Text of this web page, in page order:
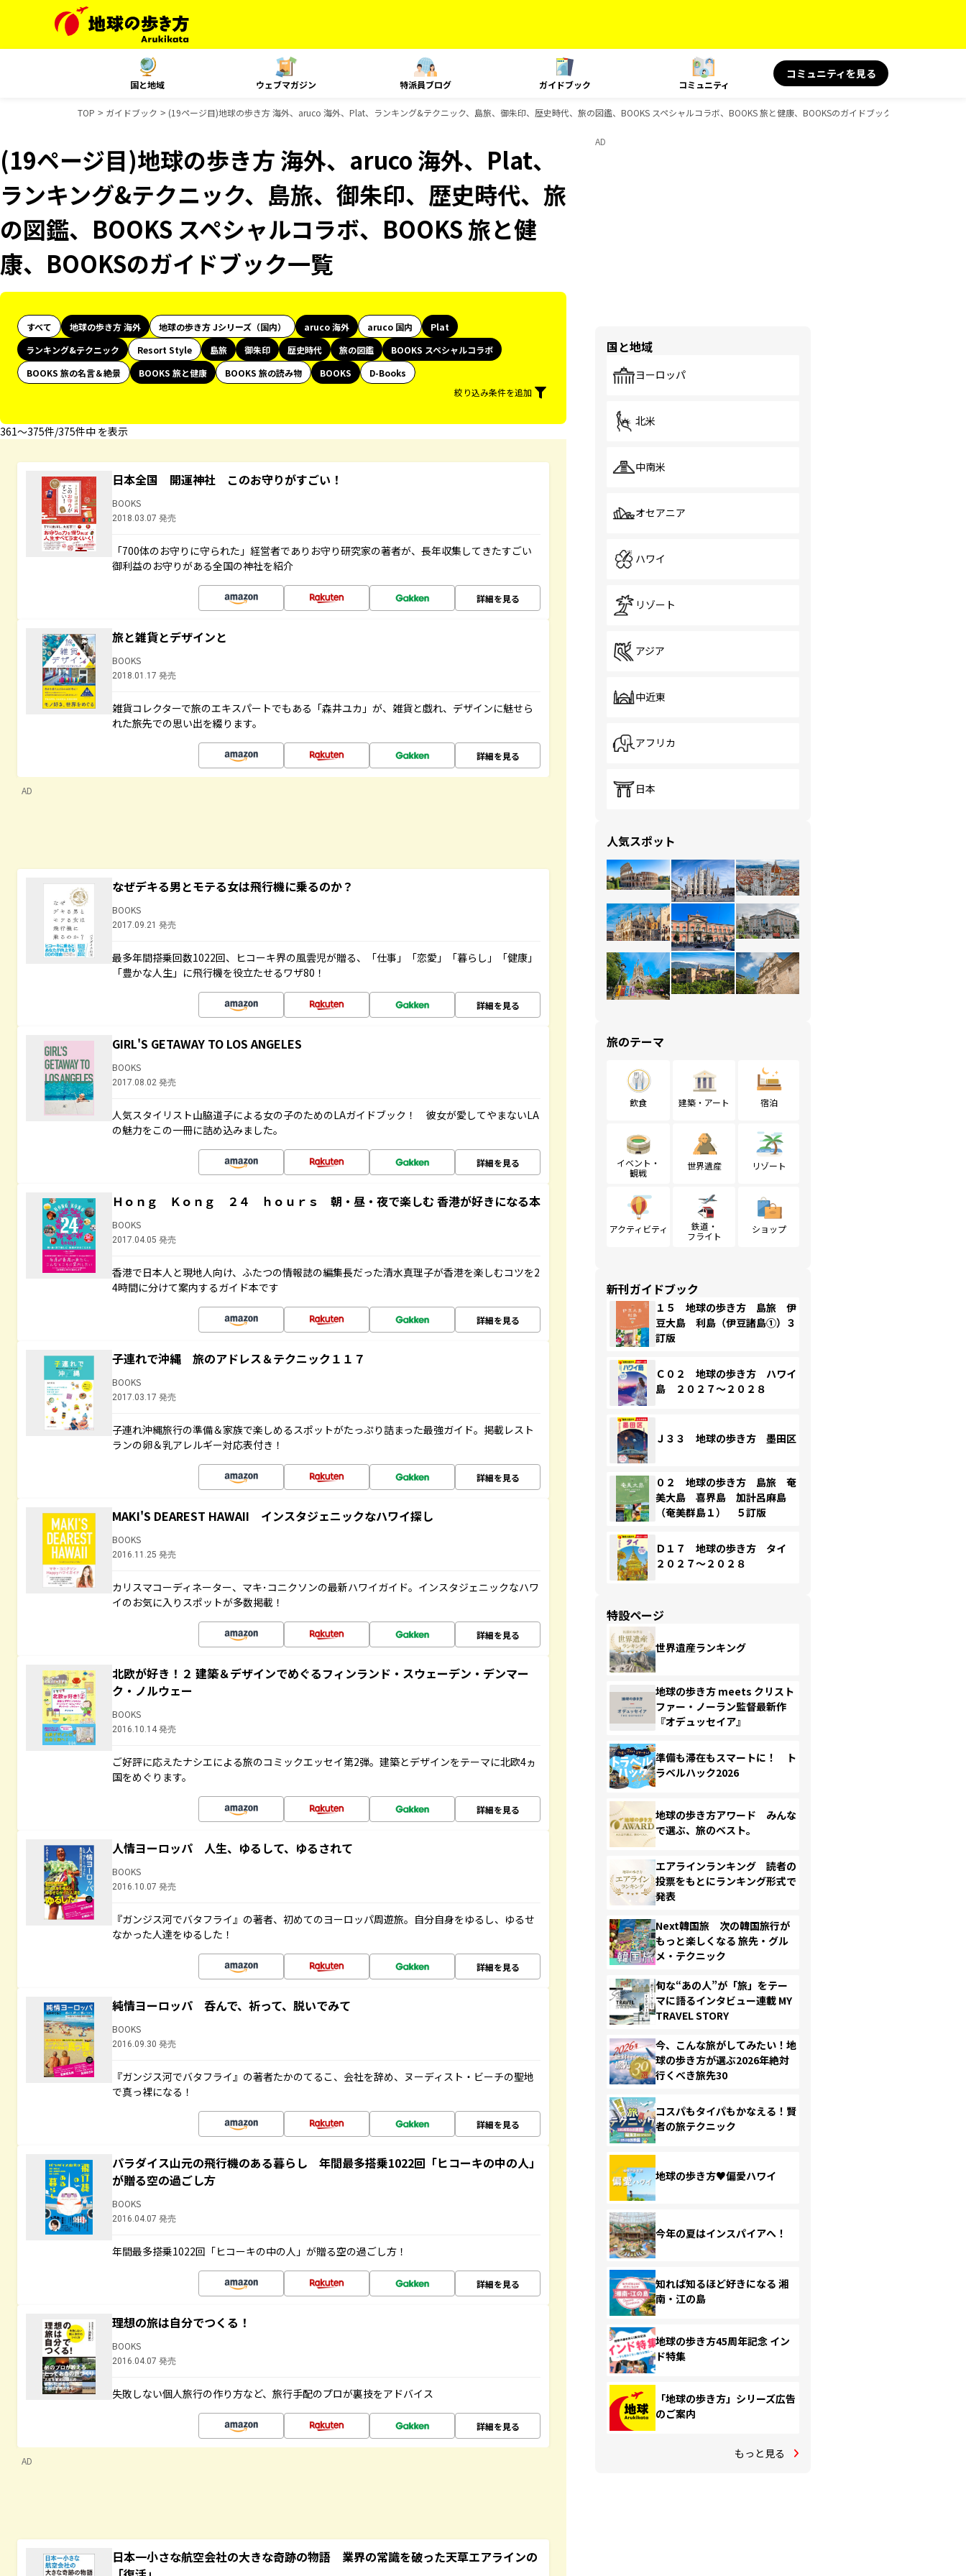
国と地域 ウェブマガジン 特派員ブログ ガイドブック コミュニティ
コミュニティを見る
TOP ガイドブック (19ページ目)地球の歩き方 海外、aruco 海外、Plat、ランキング&テクニック、島旅、御朱印、歴史時代、旅の図鑑、BOOKS スペシャルコラボ、BOOKS 旅と健康、BOOKSのガイドブック一覧
(19ページ目)地球の歩き方 海外、aruco 海外、Plat、
ランキング&テクニック、島旅、御朱印、歴史時代、旅
の図鑑、BOOKS スペシャルコラボ、BOOKS 旅と健
康、BOOKSのガイドブック一覧
すべて 地球の歩き方 海外 地球の歩き方 Jシリーズ（国内） aruco 海外 aruco 国内
Plat
ランキング&テクニック
Resort Style 島旅 御朱印 歴史時代 旅の図鑑
BOOKS スペシャルコラボ
BOOKS 旅の名言＆絶景
BOOKS 旅と健康 BOOKS 旅の読み物 BOOKS
D-Books
絞り込み条件を追加
361〜375件/375件中 を表示
日本全国 開運神社 このお守りがすごい！
BOOKS
2018.03.07 発売
「700体のお守りに守られた」経営者でありお守り研究家の著者が、長年収集してきたすごい
御利益のお守りがある全国の神社を紹介
詳細を見る
旅と雑貨とデザインと
BOOKS
2018.01.17 発売
雑貨コレクターで旅のエキスパートでもある「森井ユカ」が、雑貨と戯れ、デザインに魅せら
れた旅先での思い出を綴ります。
詳細を見る
AD
なぜデキる男とモテる女は飛行機に乗るのか？
BOOKS
2017.09.21 発売
最多年間搭乗回数1022回、ヒコーキ界の風雲児が贈る、「仕事」「恋愛」「暮らし」「健康」
「豊かな人生」に飛行機を役立たせるワザ80！
詳細を見る
GIRL'S GETAWAY TO LOS ANGELES
BOOKS
2017.08.02 発売
人気スタイリスト山脇道子による女の子のためのLAガイドブック！ 彼女が愛してやまないLA
の魅力をこの一冊に詰め込みました。
詳細を見る
Ｈｏｎｇ Ｋｏｎｇ ２４ ｈｏｕｒｓ 朝・昼・夜で楽しむ 香港が好きになる本
BOOKS
2017.04.05 発売
香港で日本人と現地人向け、ふたつの情報誌の編集長だった清水真理子が香港を楽しむコツを2
4時間に分けて案内するガイド本です
詳細を見る
子連れで沖縄 旅のアドレス＆テクニック１１７
BOOKS
2017.03.17 発売
子連れ沖縄旅行の準備＆家族で楽しめるスポットがたっぷり詰まった最強ガイド。掲載レスト
ランの卵＆乳アレルギー対応表付き！
詳細を見る
MAKI'S DEAREST HAWAII インスタジェニックなハワイ探し
BOOKS
2016.11.25 発売
カリスマコーディネーター、マキ･コニクソンの最新ハワイガイド。インスタジェニックなハワ
イのお気に入りスポットが多数掲載！
詳細を見る
北欧が好き！２ 建築＆デザインでめぐるフィンランド・スウェーデン・デンマー
ク・ノルウェー
BOOKS
2016.10.14 発売
ご好評に応えたナシエによる旅のコミックエッセイ第2弾。建築とデザインをテーマに北欧4ヵ
国をめぐります。
詳細を見る
人情ヨーロッパ 人生、ゆるして、ゆるされて
BOOKS
2016.10.07 発売
『ガンジス河でバタフライ』の著者、初めてのヨーロッパ周遊旅。自分自身をゆるし、ゆるせ
なかった人達をゆるした！
詳細を見る
純情ヨーロッパ 呑んで、祈って、脱いでみて
BOOKS
2016.09.30 発売
『ガンジス河でバタフライ』の著者たかのてるこ、会社を辞め、ヌーディスト・ビーチの聖地
で真っ裸になる！
詳細を見る
パラダイス山元の飛行機のある暮らし 年間最多搭乗1022回「ヒコーキの中の人」
が贈る空の過ごし方
BOOKS
2016.04.07 発売
年間最多搭乗1022回「ヒコーキの中の人」が贈る空の過ごし方！
詳細を見る
理想の旅は自分でつくる！
BOOKS
2016.04.07 発売
失敗しない個人旅行の作り方など、旅行手配のプロが裏技をアドバイス
詳細を見る
AD
日本一小さな航空会社の大きな奇跡の物語 業界の常識を破った天草エアラインの
AD
国と地域
ヨーロッパ
北米
中南米
オセアニア
ハワイ
リゾート
アジア
中近東
アフリカ
日本
人気スポット
旅のテーマ
飲食 建築・アート 宿泊
イベント・
観戦
世界遺産 リゾート
アクティビティ
鉄道・
フライト
ショップ
新刊ガイドブック
１５ 地球の歩き方 島旅 伊
豆大島 利島（伊豆諸島①）３
訂版
Ｃ０２ 地球の歩き方 ハワイ
島 ２０２７～２０２８
Ｊ３３ 地球の歩き方 墨田区
０２ 地球の歩き方 島旅 奄
美大島 喜界島 加計呂麻島
（奄美群島１） ５訂版
Ｄ１７ 地球の歩き方 タイ
２０２７～２０２８
特設ページ
世界遺産ランキング
地球の歩き方 meets クリスト
ファー・ノーラン監督最新作
『オデュッセイア』
準備も滞在もスマートに！ ト
ラベルハック2026
地球の歩き方アワード みんな
で選ぶ、旅のベスト。
エアラインランキング 読者の
投票をもとにランキング形式で
発表
Next韓国旅 次の韓国旅行が
もっと楽しくなる 旅先・グル
メ・テクニック
旬な“あの人”が「旅」をテー
マに語るインタビュー連載 MY
TRAVEL STORY
今、こんな旅がしてみたい！地
球の歩き方が選ぶ2026年絶対
行くべき旅先30
コスパもタイパもかなえる！賢
者の旅テクニック
地球の歩き方♥偏愛ハワイ
今年の夏はインスパイアへ！
知れば知るほど好きになる 湘
南・江の島
地球の歩き方45周年記念 イン
ド特集
「地球の歩き方」シリーズ広告
のご案内
もっと見る